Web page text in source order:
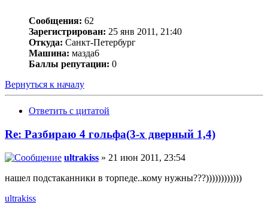
Сообщения: 62
Зарегистрирован: 25 янв 2011, 21:40
Откуда: Санкт-Петербург
Машина: мазда6
Баллы репутации: 0
Вернуться к началу
Ответить с цитатой
Re: Разбираю 4 гольфа(3-х дверный 1,4)
ultrakiss » 21 июн 2011, 23:54
нашел подстаканники в торпеде..кому нужны???))))))))))))
ultrakiss